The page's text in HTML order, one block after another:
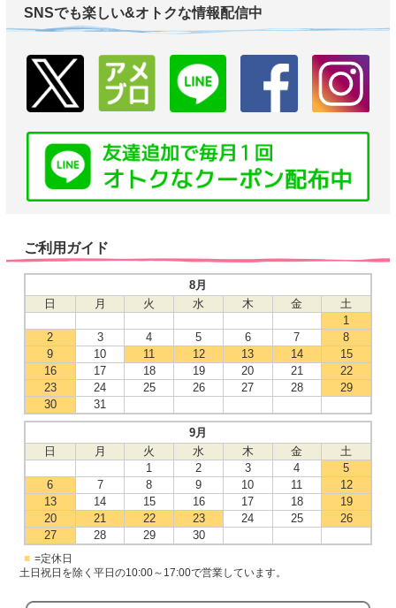
SNSでも楽しい&オトクな情報配信中
ご利用ガイド
8月
日
月 火 水 木 金
土
1
2
3 4 5 6 7
8
9
10 11 12 13 14
15
16
17 18 19 20 21
22
23
24 25 26 27 28
29
30
31
9月
日
月 火 水 木 金
土
1
2 3 4
5
6
7 8 9 10 11
12
13
14 15 16 17 18
19
20
21 22 23 24 25
26
27
28 29 30
■ =定休日
土日祝日を除く平日の10:00～17:00で営業しています。